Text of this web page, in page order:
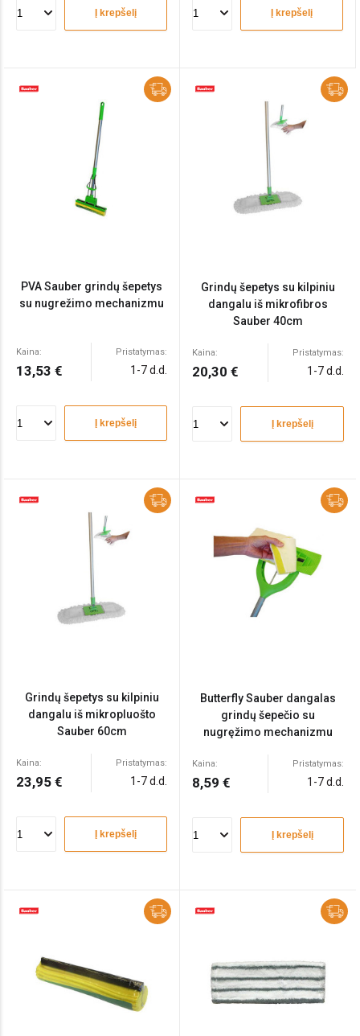
Į krepšelį Į krepšelį
PVA Sauber grindų šepetys
su nugrežimo mechanizmu
Kaina:
13,53 €
Pristatymas:
1-7 d.d.
Į krepšelį
Grindų šepetys su kilpiniu
dangalu iš mikrofibros
Sauber 40cm
Kaina:
20,30 €
Pristatymas:
1-7 d.d.
Į krepšelį
Grindų šepetys su kilpiniu
dangalu iš mikropluošto
Sauber 60cm
Kaina:
23,95 €
Pristatymas:
1-7 d.d.
Į krepšelį
Butterfly Sauber dangalas
grindų šepečio su
nugręžimo mechanizmu
Kaina:
8,59 €
Pristatymas:
1-7 d.d.
Į krepšelį